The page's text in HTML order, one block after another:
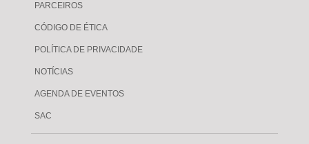
PARCEIROS
CÓDIGO DE ÉTICA
POLÍTICA DE PRIVACIDADE
NOTÍCIAS
AGENDA DE EVENTOS
SAC